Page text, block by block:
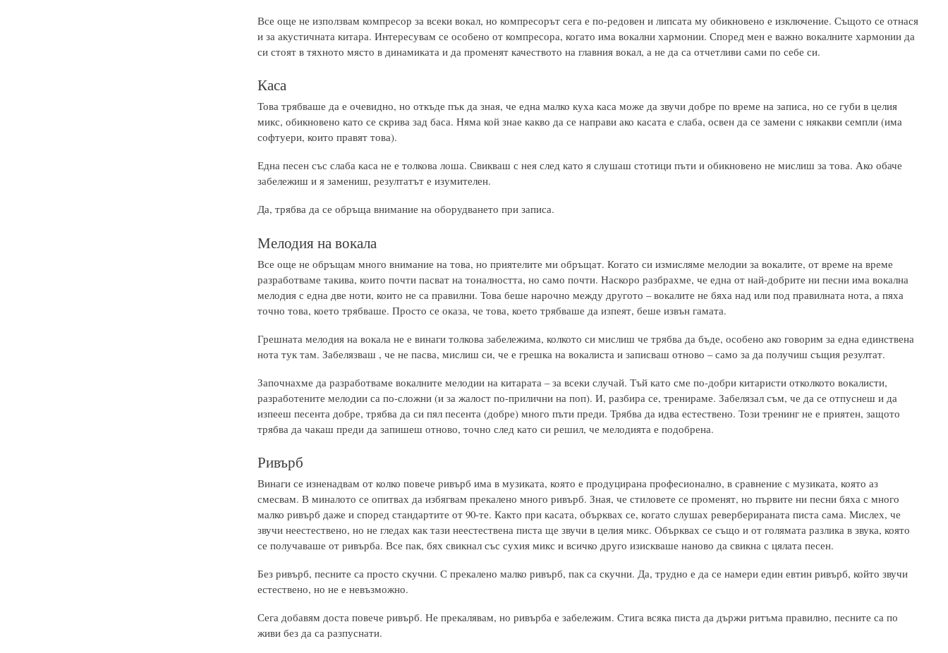
Все още не използвам компресор за всеки вокал, но компресорът сега е по-редовен и липсата му обикновено е изключение. Същото се отнася
и за акустичната китара. Интересувам се особено от компресора, когато има вокални хармонии. Според мен е важно вокалните хармонии да
си стоят в тяхното място в динамиката и да променят качеството на главния вокал, а не да са отчетливи сами по себе си.
Каса
Това трябваше да е очевидно, но откъде пък да зная, че една малко куха каса може да звучи добре по време на записа, но се губи в целия
микс, обикновено като се скрива зад баса. Няма кой знае какво да се направи ако касата е слаба, освен да се замени с някакви семпли (има
софтуери, които правят това).
Една песен със слаба каса не е толкова лоша. Свикваш с нея след като я слушаш стотици пъти и обикновено не мислиш за това. Ако обаче
забележиш и я замениш, резултатът е изумителен.
Да, трябва да се обръща внимание на оборудването при записа.
Мелодия на вокала
Все още не обръщам много внимание на това, но приятелите ми обръщат. Когато си измисляме мелодии за вокалите, от време на време
разработваме такива, които почти пасват на тоналността, но само почти. Наскоро разбрахме, че една от най-добрите ни песни има вокална
мелодия с една две ноти, които не са правилни. Това беше нарочно между другото – вокалите не бяха над или под правилната нота, а пяха
точно това, което трябваше. Просто се оказа, че това, което трябваше да изпеят, беше извън гамата.
Грешната мелодия на вокала не е винаги толкова забележима, колкото си мислиш че трябва да бъде, особено ако говорим за една единствена
нота тук там. Забелязваш , че не пасва, мислиш си, че е грешка на вокалиста и записваш отново – само за да получиш същия резултат.
Започнахме да разработваме вокалните мелодии на китарата – за всеки случай. Тъй като сме по-добри китаристи отколкото вокалисти,
разработените мелодии са по-сложни (и за жалост по-прилични на поп). И, разбира се, тренираме. Забелязал съм, че да се отпуснеш и да
изпееш песента добре, трябва да си пял песента (добре) много пъти преди. Трябва да идва естествено. Този тренинг не е приятен, защото
трябва да чакаш преди да запишеш отново, точно след като си решил, че мелодията е подобрена.
Ривърб
Винаги се изненадвам от колко повече ривърб има в музиката, която е продуцирана професионално, в сравнение с музиката, която аз
смесвам. В миналото се опитвах да избягвам прекалено много ривърб. Зная, че стиловете се променят, но първите ни песни бяха с много
малко ривърб даже и според стандартите от 90-те. Както при касата, обърквах се, когато слушах реверберираната писта сама. Мислех, че
звучи неестествено, но не гледах как тази неестествена писта ще звучи в целия микс. Обърквах се също и от голямата разлика в звука, която
се получаваше от ривърба. Все пак, бях свикнал със сухия микс и всичко друго изискваше наново да свикна с цялата песен.
Без ривърб, песните са просто скучни. С прекалено малко ривърб, пак са скучни. Да, трудно е да се намери един евтин ривърб, който звучи
естествено, но не е невъзможно.
Сега добавям доста повече ривърб. Не прекалявам, но ривърба е забележим. Стига всяка писта да държи ритъма правилно, песните са по
живи без да са разпуснати.